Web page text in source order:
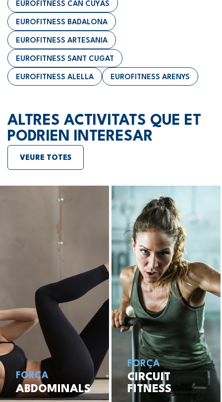
EUROFITNESS CAN CUYÀS
EUROFITNESS BADALONA
EUROFITNESS ARTESANIA
EUROFITNESS SANT CUGAT
EUROFITNESS ALELLA EUROFITNESS ARENYS
ALTRES ACTIVITATS QUE ET
PODRIEN INTERESAR
VEURE TOTES
FORÇA
ABDOMINALS
FORÇA
CIRCUIT
FITNESS